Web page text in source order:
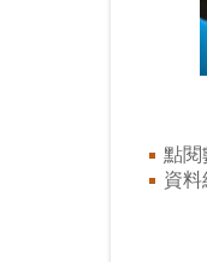
點閱
資料